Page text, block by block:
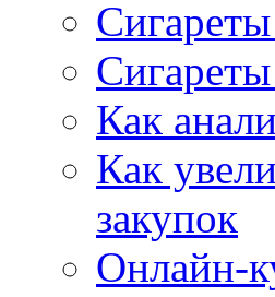
Как
Как
закупок
Онлайн-